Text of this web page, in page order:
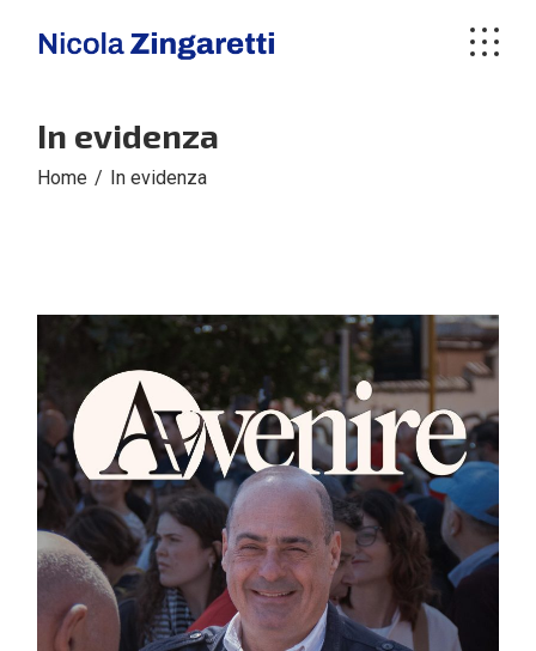
In evidenza
Home In evidenza